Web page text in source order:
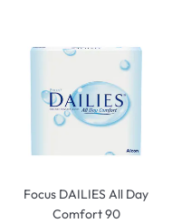
Focus DAILIES All Day
Comfort 90